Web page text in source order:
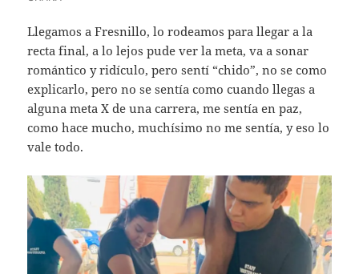
Llegamos a Fresnillo, lo rodeamos para llegar a la
recta final, a lo lejos pude ver la meta, va a sonar
romántico y ridículo, pero sentí “chido”, no se como
explicarlo, pero no se sentía como cuando llegas a
alguna meta X de una carrera, me sentía en paz,
como hace mucho, muchísimo no me sentía, y eso lo
vale todo.